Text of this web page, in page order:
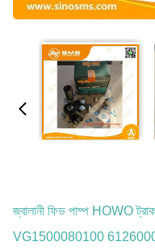
জ্বালানী ফিড পাম্প HOWO
VG1500080100